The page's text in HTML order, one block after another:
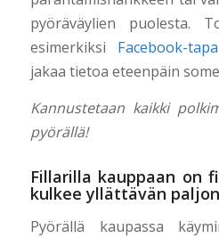
pyöräväylien puolesta.
esimerkiksi Facebook-
jakaa tietoa eteenpäin
Kannustetaan kaikki
pyörällä!
Fillarilla kauppaan on
kulkee yllättävän paljon
Pyörällä kaupassa